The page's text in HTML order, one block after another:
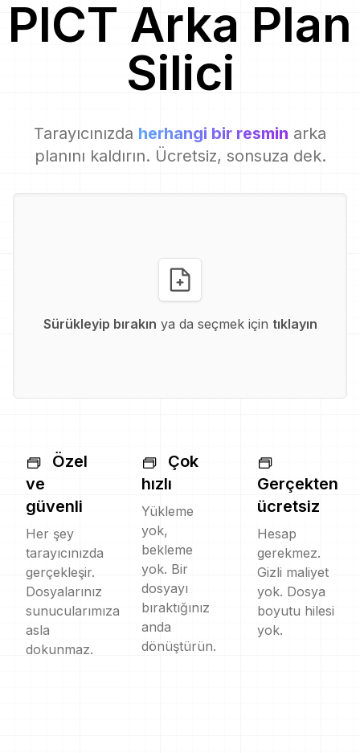
PICT Arka Plan
Silici
Tarayıcınızda herhangi bir resmin arka
planını kaldırın. Ücretsiz, sonsuza dek.
Sürükleyip bırakın ya da seçmek için tıklayın
Özel
ve
güvenli
Her şey
tarayıcınızda
gerçekleşir.
Dosyalarınız
sunucularımıza
asla
dokunmaz.
Çok
hızlı
Yükleme
yok,
bekleme
yok. Bir
dosyayı
bıraktığınız
anda
dönüştürün.
Gerçekten
ücretsiz
Hesap
gerekmez.
Gizli maliyet
yok. Dosya
boyutu hilesi
yok.